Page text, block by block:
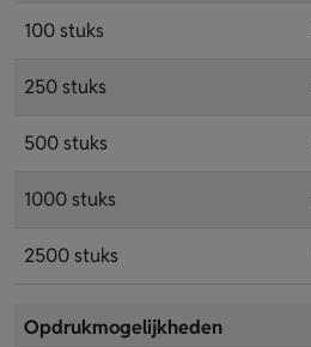
100 stuks
250 stuks
500 stuks
1000 stuks
2500 stuks
Opdrukmogelijkheden